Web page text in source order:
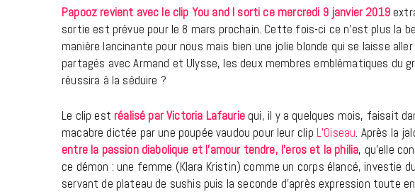
Papooz revient avec le clip You and I sorti ce mercredi 9 janvier 2019
sortie est prévue pour le 8 mars prochain. Cette fois-ci ce n’est plus la
manière lancinante pour nous mais bien une jolie blonde qui se laisse aller
partagés avec Armand et Ulysse, les deux membres emblématiques du
réussira à la séduire ?
Le clip est réalisé par Victoria Lafauriequi, il y a quelques mois, faisait
macabre dictée par une poupée vaudou pour leur clip L’Oiseau. Après la
entre la passion diabolique et l’amour tendre, l’eros et la philia, qu’elle
ce démon : une femme (Klara Kristin) comme un corps élancé, investie
servant de plateau de sushis puis la seconde d’après expression toute